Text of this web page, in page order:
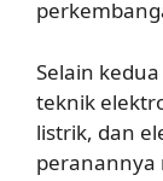
Selain
teknik
listrik, dan
peranannya